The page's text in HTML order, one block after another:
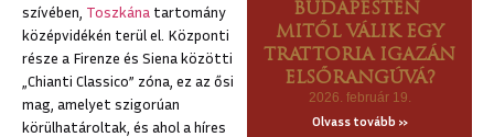
szívében, Toszkána tartomány
középvidékén terül el. Központi
része a Firenze és Siena közötti
„Chianti Classico” zóna, ez az ősi
mag, amelyet szigorúan
körülhatároltak, és ahol a híres
BUDAPESTEN
MITŐL VÁLIK EGY
TRATTORIA IGAZÁN
ELSŐRANGÚVÁ?
2026. február 19.
Olvass tovább »